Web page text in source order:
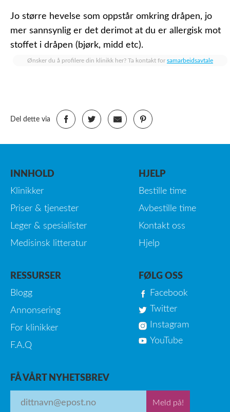
Jo større hevelse som oppstår omkring dråpen, jo
mer sannsynlig er det derimot at du er allergisk mot
stoffet i dråpen (bjørk, midd etc).
Ønsker du å profilere din klinikk her? Ta kontakt for samarbeidsavtale
Del dette via
INNHOLD
Klinikker
Priser & tjenester
Leger & spesialister
Medisinsk litteratur
HJELP
Bestille time
Avbestille time
Kontakt oss
Hjelp
RESSURSER
Blogg
Annonsering
For klinikker
F.A.Q
FØLG OSS
Facebook
Twitter
Instagram
YouTube
FÅ VÅRT NYHETSBREV
Meld på!